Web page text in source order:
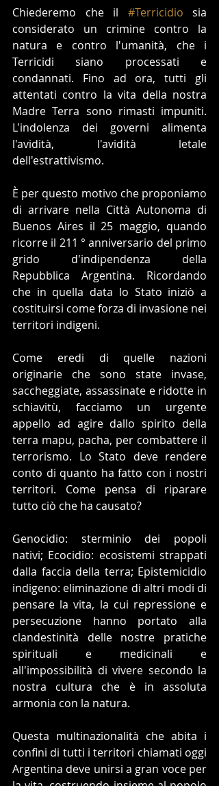
Chiederemo che il #Terricidio sia
considerato un crimine contro la
natura e contro l'umanità, che i
Terricidi siano processati e
condannati. Fino ad ora, tutti gli
attentati contro la vita della nostra
Madre Terra sono rimasti impuniti.
L'indolenza dei governi alimenta
l'avidità, l'avidità letale
dell'estrattivismo.
È per questo motivo che proponiamo
di arrivare nella Città Autonoma di
Buenos Aires il 25 maggio, quando
ricorre il 211 ° anniversario del primo
grido d'indipendenza della
Repubblica Argentina. Ricordando
che in quella data lo Stato iniziò a
costituirsi come forza di invasione nei
territori indigeni.
Come eredi di quelle nazioni
originarie che sono state invase,
saccheggiate, assassinate e ridotte in
schiavitù, facciamo un urgente
appello ad agire dallo spirito della
terra mapu, pacha, per combattere il
terrorismo. Lo Stato deve rendere
conto di quanto ha fatto con i nostri
territori. Come pensa di riparare
tutto ciò che ha causato?
Genocidio: sterminio dei popoli
nativi; Ecocidio: ecosistemi strappati
dalla faccia della terra; Epistemicidio
indigeno: eliminazione di altri modi di
pensare la vita, la cui repressione e
persecuzione hanno portato alla
clandestinità delle nostre pratiche
spirituali e medicinali e
all'impossibilità di vivere secondo la
nostra cultura che è in assoluta
armonia con la natura.
Questa multinazionalità che abita i
confini di tutti i territori chiamati oggi
Argentina deve unirsi a gran voce per